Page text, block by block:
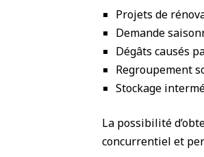
Projets de
Demande
Dégâts causés
Regroupement
Stockage
La possibilité
concurrentiel et